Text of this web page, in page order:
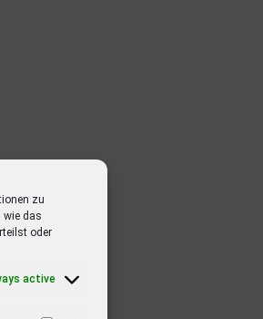
zu
wie das
oder
active